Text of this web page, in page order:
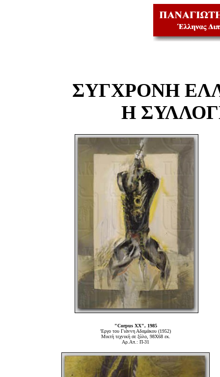
ΣΥΓΧΡΟΝΗ
Η
"Corpus XX", 1985
'Εργο του Γιάννη Αδαμάκου (1952)
Μικτή τεχνική σε ξύλο, 98Χ68 εκ.
Αρ.Απ.: Π-31